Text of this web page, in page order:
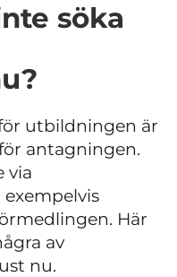
söka
utbildningen är
antagningen.
via
Här
av
nu.